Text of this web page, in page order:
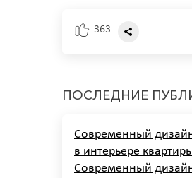
363
ПОСЛЕДНИЕ
Современный
в интерьере
Современный